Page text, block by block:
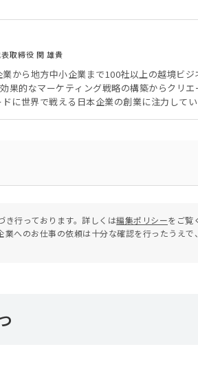
取締役 関 雄貴
から地方中小企業まで100社以上の越境ビジ
果的なマーケティング戦略の構築からクリ
に世界で戦える日本企業の創業に注力して
き行っております。詳しくは編集ポリシーをご覧
へのお仕事の依頼は十分な確認を行ったうえで